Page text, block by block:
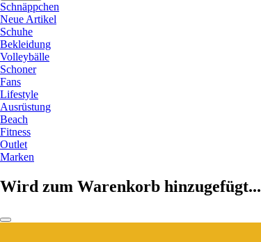
Schnäppchen
Neue Artikel
Schuhe
Bekleidung
Volleybälle
Schoner
Fans
Lifestyle
Ausrüstung
Beach
Fitness
Outlet
Marken
Wird zum Warenkorb hinzugefügt...